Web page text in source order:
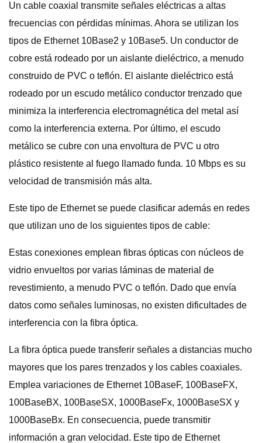
Un cable coaxial transmite señales eléctricas a altas
frecuencias con pérdidas mínimas. Ahora se utilizan los
tipos de Ethernet 10Base2 y 10Base5. Un conductor de
cobre está rodeado por un aislante dieléctrico, a menudo
construido de PVC o teflón. El aislante dieléctrico está
rodeado por un escudo metálico conductor trenzado que
minimiza la interferencia electromagnética del metal así
como la interferencia externa. Por último, el escudo
metálico se cubre con una envoltura de PVC u otro
plástico resistente al fuego llamado funda. 10 Mbps es su
velocidad de transmisión más alta.
Este tipo de Ethernet se puede clasificar además en redes
que utilizan uno de los siguientes tipos de cable:
Estas conexiones emplean fibras ópticas con núcleos de
vidrio envueltos por varias láminas de material de
revestimiento, a menudo PVC o teflón. Dado que envía
datos como señales luminosas, no existen dificultades de
interferencia con la fibra óptica.
La fibra óptica puede transferir señales a distancias mucho
mayores que los pares trenzados y los cables coaxiales.
Emplea variaciones de Ethernet 10BaseF, 100BaseFX,
100BaseBX, 100BaseSX, 1000BaseFx, 1000BaseSX y
1000BaseBx. En consecuencia, puede transmitir
información a gran velocidad. Este tipo de Ethernet